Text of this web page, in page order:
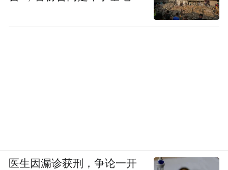
医生因漏诊获刑，争论一开